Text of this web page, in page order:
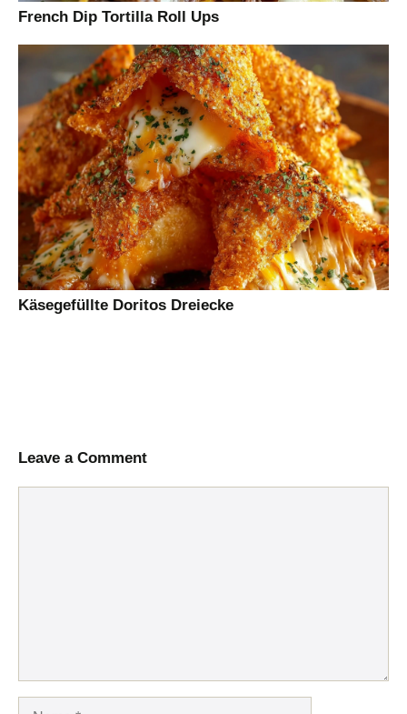
French Dip Tortilla Roll Ups
Käsegefüllte Doritos Dreiecke
Leave a Comment